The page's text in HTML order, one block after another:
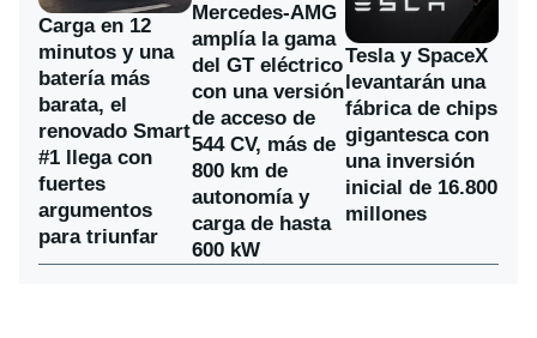
Carga en 12
minutos y una
batería más
barata, el
renovado Smart
#1 llega con
fuertes
argumentos
para triunfar
Mercedes-AMG
amplía la gama
del GT eléctrico
con una versión
de acceso de
544 CV, más de
800 km de
autonomía y
carga de hasta
600 kW
Tesla y SpaceX
levantarán una
fábrica de chips
gigantesca con
una inversión
inicial de 16.800
millones